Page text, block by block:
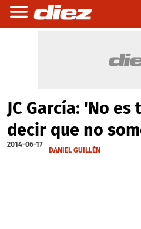
JC García: 'No
decir que no
2014-06-17
DANIEL GUILLÉN